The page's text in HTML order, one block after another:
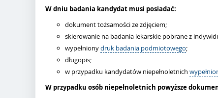
W dniu badania kandydat musi posiadać:
dokument tożsamości ze zdjęciem;
skierowanie na badania lekarskie pobrane z
wypełnionydruk badania podmiotowego;
długopis;
w przypadku kandydatów niepełnoletnich
W przypadku osób niepełnoletnich powyższe